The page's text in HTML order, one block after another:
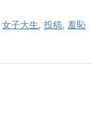
女子大生, 投稿, 羞恥